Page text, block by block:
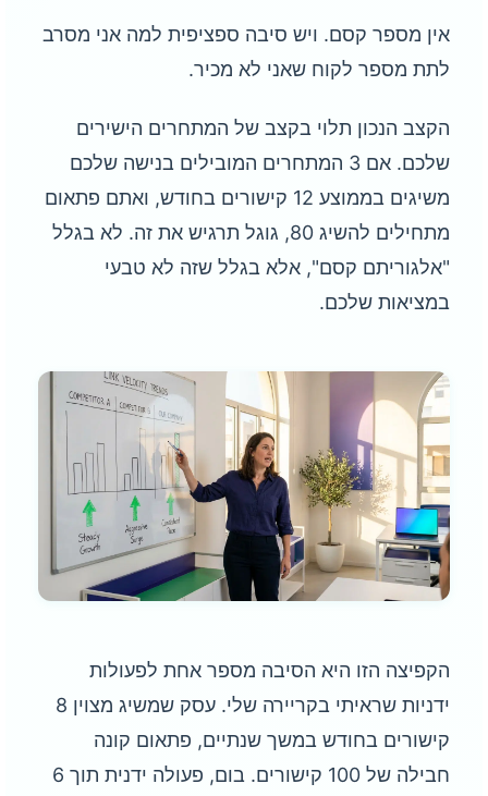
אין מספר קסם. ויש סיבה ספציפית למה אני מסרב
לתת מספר לקוח שאני לא מכיר.
הקצב הנכון תלוי בקצב של המתחרים הישירים
שלכם. אם 3 המתחרים המובילים בנישה שלכם
משיגים בממוצע 12 קישורים בחודש, ואתם פתאום
מתחילים להשיג 80, גוגל תרגיש את זה. לא בגלל
"אלגוריתם קסם", אלא בגלל שזה לא טבעי
במציאות שלכם.
הקפיצה הזו היא הסיבה מספר אחת לפעולות
ידניות שראיתי בקריירה שלי. עסק שמשיג מצוין 8
קישורים בחודש במשך שנתיים, פתאום קונה
חבילה של 100 קישורים. בום, פעולה ידנית תוך 6